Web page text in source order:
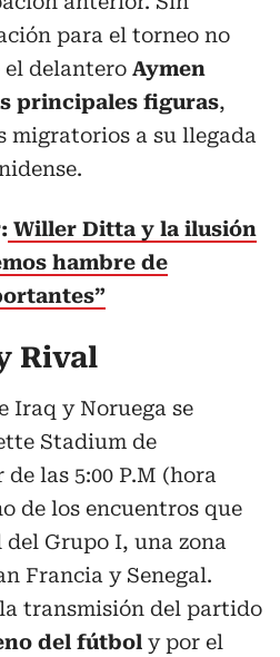
para el torneo no
el delantero Aymen
principales figuras,
migratorios a su llegada
Willer Ditta y la ilusión
hambre de
Rival
Iraq y Noruega se
Stadium de
las 5:00 P.M (hora
de los encuentros que
Grupo I, una zona
Francia y Senegal.
transmisión del partido
del fútbol y por el